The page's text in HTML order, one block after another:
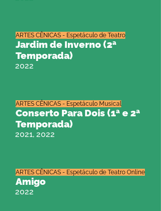
Jardim de Inverno (2ª
Temporada)
2022
ARTES CÊNICAS - Espetáculo de Teatro
Conserto Para Dois (1ª e 2ª
Temporada)
2021, 2022
ARTES CÊNICAS - Espetáculo Musical
Amigo
2022
ARTES CÊNICAS - Espetáculo de Teatro Online